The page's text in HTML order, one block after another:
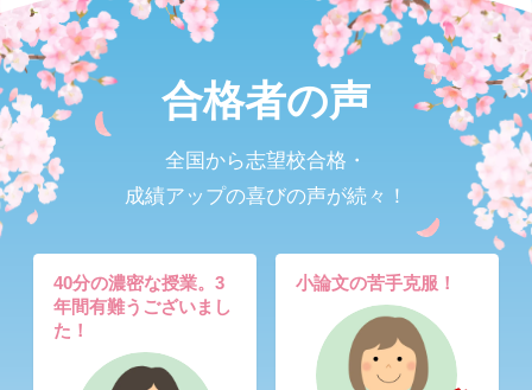
合格者の声
全国から志望校合格・
成績アップの喜びの声が続々！
40分の濃密な授業。3
年間有難うございまし
た！
小論文の苦手克服！